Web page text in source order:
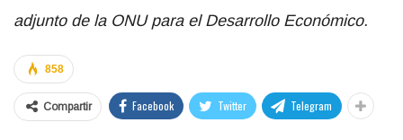
adjunto de la ONU para el Desarrollo Económico.
858
Compartir Facebook Twitter Telegram